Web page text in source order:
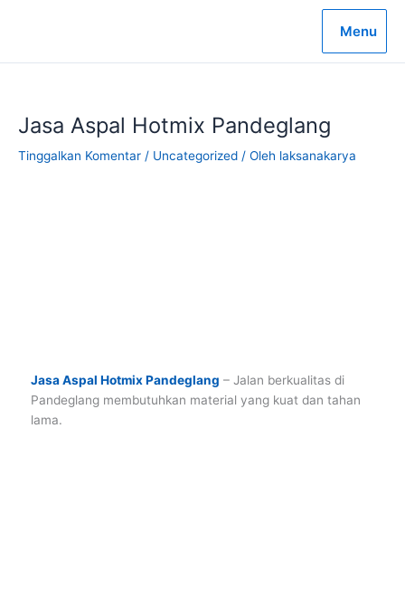
Menu
Jasa Aspal Hotmix Pandeglang
Tinggalkan Komentar / Uncategorized / Oleh laksanakarya
Jasa Aspal Hotmix Pandeglang – Jalan berkualitas di
Pandeglang membutuhkan material yang kuat dan tahan
lama.